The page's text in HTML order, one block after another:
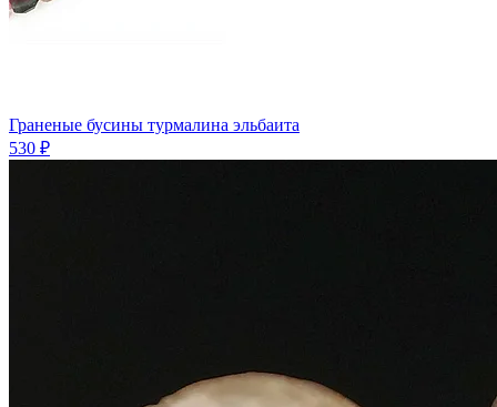
Граненые бусины турмалина эльбаита
530 ₽